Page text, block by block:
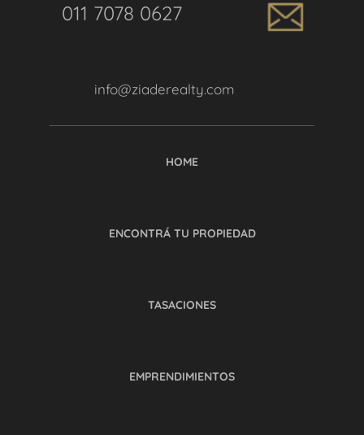
011 7078 0627
info@ziaderealty.com
HOME
ENCONTRÁ TU PROPIEDAD
TASACIONES
EMPRENDIMIENTOS